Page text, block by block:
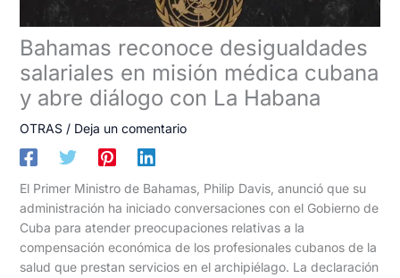
Bahamas reconoce desigualdades
salariales en misión médica cubana
y abre diálogo con La Habana
OTRAS/ Deja un comentario
El Primer Ministro de Bahamas, Philip Davis, anunció que su
administración ha iniciado conversaciones con el Gobierno de
Cuba para atender preocupaciones relativas a la
compensación económica de los profesionales cubanos de la
salud que prestan servicios en el archipiélago. La declaración